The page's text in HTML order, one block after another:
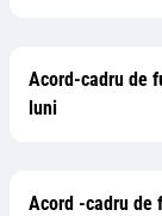
Acord-cadru de
luni
Acord -cadru de